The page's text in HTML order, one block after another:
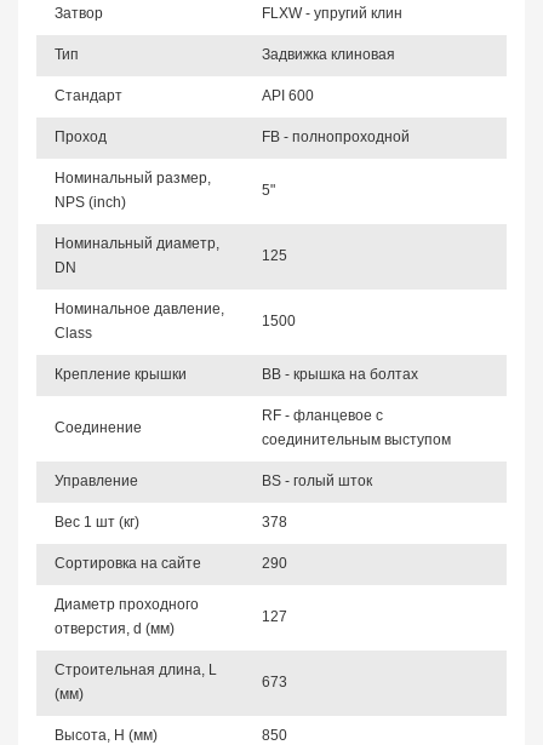
Затвор FLXW - упругий клин
Тип Задвижка клиновая
Стандарт API 600
Проход FB - полнопроходной
Номинальный размер,
NPS (inch)
5"
Номинальный диаметр,
DN
125
Номинальное давление,
Class
1500
Крепление крышки BB - крышка на болтах
Соединение
RF - фланцевое с
соединительным выступом
Управление BS - голый шток
Вес 1 шт (кг) 378
Сортировка на сайте 290
Диаметр проходного
отверстия, d (мм)
127
Строительная длина, L
(мм)
673
Высота, Н (мм) 850